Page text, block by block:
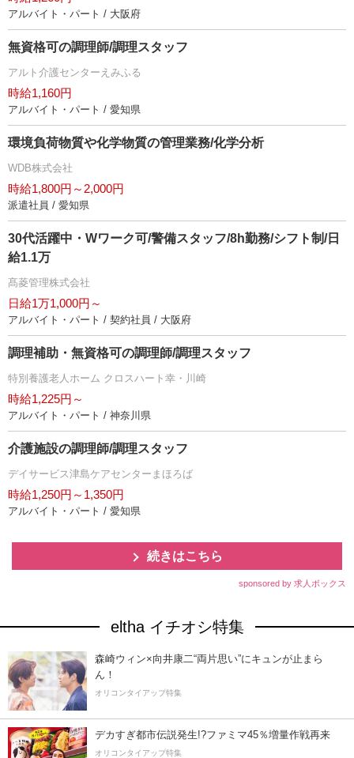
アルバイト・パート / 大阪府
無資格可の調理師/調理スタッフ
アルト介護センターえみふる
時給1,160円
アルバイト・パート / 愛知県
環境負荷物質や化学物質の管理業務/化学分析
WDB株式会社
時給1,800円～2,000円
派遣社員 / 愛知県
30代活躍中・Wワーク可/警備スタッフ/8h勤務/シフト制/日
給1.1万
髙菱管理株式会社
日給1万1,000円～
アルバイト・パート / 契約社員 / 大阪府
調理補助・無資格可の調理師/調理スタッフ
特別養護老人ホーム クロスハート幸・川崎
時給1,225円～
アルバイト・パート / 神奈川県
介護施設の調理師/調理スタッフ
デイサービス津島ケアセンターまほろば
時給1,250円～1,350円
アルバイト・パート / 愛知県
続きはこちら
sponsored by 求人ボックス
eltha イチオシ特集
森崎ウィン×向井康二“両片思い”にキュンが止まら
ん！
オリコンタイアップ特集
デカすぎ都市伝説発生!?ファミマ45％増量作戦再来
オリコンタイアップ特集